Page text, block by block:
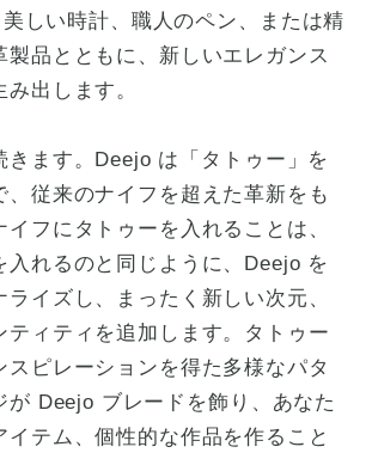
しい時計、職人のペン、または精
製品とともに、新しいエレガンス
出します。
きます。Deejo は「タトゥー」を
、従来のナイフを超えた革新をも
フにタトゥーを入れることは、
入れるのと同じように、Deejo を
ライズし、まったく新しい次元、
ティティを追加します。タトゥー
スピレーションを得た多様なパタ
が Deejo ブレードを飾り、あなた
イテム、個性的な作品を作ること